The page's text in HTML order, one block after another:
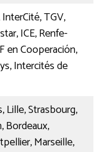
InterCité, TGV,
ICE, Renfe-
en Cooperación,
Intercités de
Lille, Strasbourg,
Bordeaux,
Marseille,